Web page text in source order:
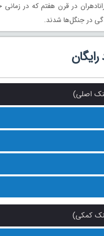
در قرن هفتم که در
در جنگل‌ها شدند.
اصلی)
کمکی)